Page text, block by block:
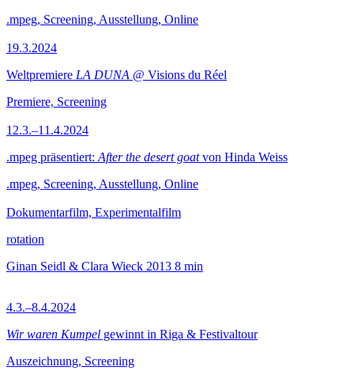
.mpeg, Screening, Ausstellung, Online
19.3.2024
Weltpremiere LA DUNA @ Visions du Réel
Premiere, Screening
12.3.–11.4.2024
.mpeg präsentiert: After the desert goatvon Hinda Weiss
.mpeg, Screening, Ausstellung, Online
Dokumentarfilm, Experimentalfilm
rotation
Ginan Seidl & Clara Wieck 2013 8 min
4.3.–8.4.2024
Wir waren Kumpel gewinnt in Riga & Festivaltour
Auszeichnung, Screening